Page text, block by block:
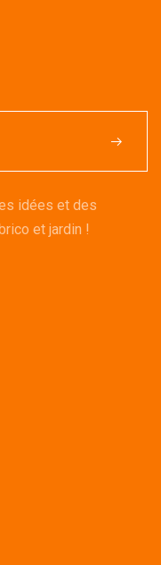
idées et des
et jardin !